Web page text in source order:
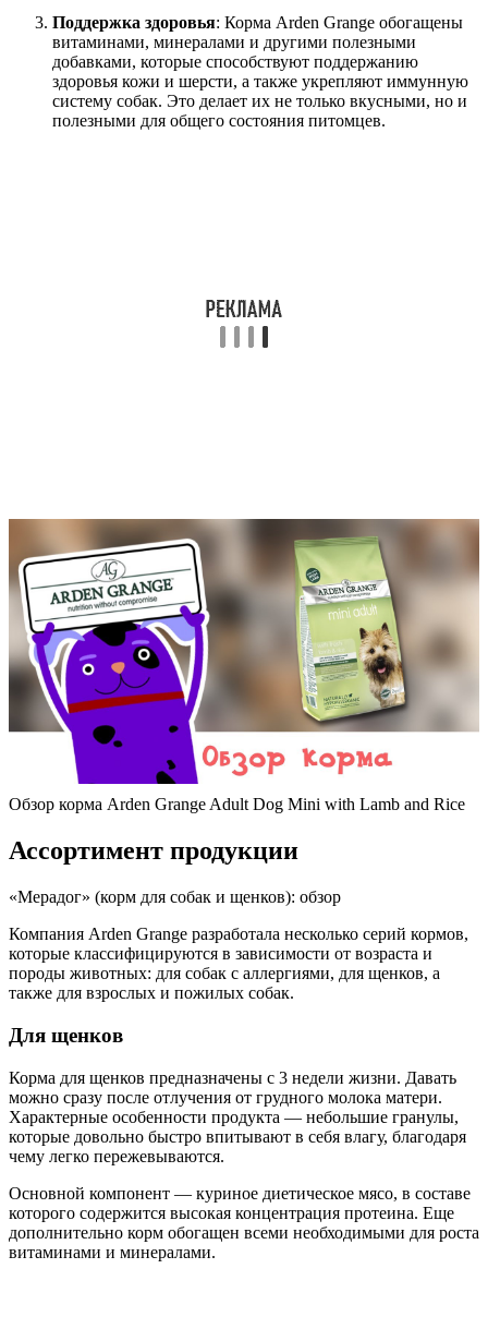
Поддержка здоровья: Корма Arden Grange обогащены
витаминами, минералами и другими полезными
добавками, которые способствуют поддержанию
здоровья кожи и шерсти, а также укрепляют иммунную
систему собак. Это делает их не только вкусными, но и
полезными для общего состояния питомцев.
Обзор корма Arden Grange Adult Dog Mini with Lamb and Rice
Ассортимент продукции
«Мерадог» (корм для собак и щенков): обзор
Компания Arden Grange разработала несколько серий кормов,
которые классифицируются в зависимости от возраста и
породы животных: для собак с аллергиями, для щенков, а
также для взрослых и пожилых собак.
Для щенков
Корма для щенков предназначены с 3 недели жизни. Давать
можно сразу после отлучения от грудного молока матери.
Характерные особенности продукта — небольшие гранулы,
которые довольно быстро впитывают в себя влагу, благодаря
чему легко пережевываются.
Основной компонент — куриное диетическое мясо, в составе
которого содержится высокая концентрация протеина. Еще
дополнительно корм обогащен всеми необходимыми для роста
витаминами и минералами.